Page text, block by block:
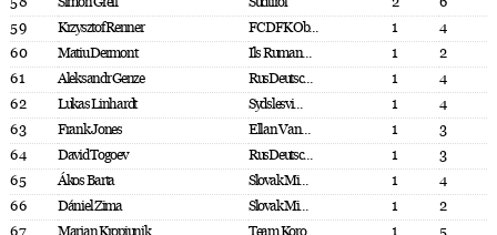
59
Krzysztof Renner FC DFK Ob... 1
4
60
Matiu Dermont Ils Ruman... 1
2
61
Aleksandr Genze RusDeutsc... 1
4
62
Lukas Linhardt Sydslesvi... 1
4
63
Frank Jones Ellan Van... 1
3
64
David Togoev RusDeutsc... 1
3
65
Ákos Barta Slovak Mi... 1
4
66
Dániel Zima Slovak Mi... 1
2